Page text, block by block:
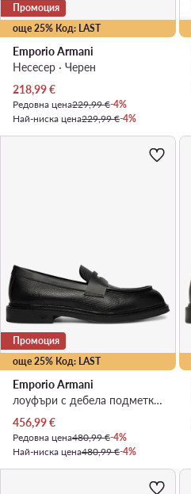
още 25% Код: LAST
Промоция
Emporio Armani
Несесер · Черен
Актуална цена
218,99€
Редовна цена229,99 €-4%
Най-ниска цена229,99 €-4%
още 25% Код: LAST
Промоция
Emporio Armani
лоуфъри с дебела подметка · Черен
Актуална цена
456,99€
Редовна цена480,99 €-4%
Най-ниска цена480,99 €-4%